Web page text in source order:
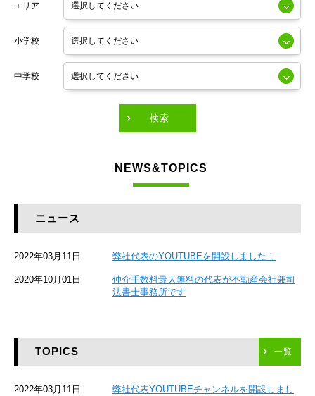
東京メトロ副都心線
東京メトロ有楽町線
JR総武本線
京成本線
東海道新幹線
エリア
小学校
中学校
検索
NEWS&TOPICS
ニュース
2022年03月11日 弊社代表のYOUTUBEを開設しました！
2020年10月01日
仲介手数料最大無料の代表が不動産会社兼司
法書士事務所です
TOPICS 一覧
2022年03月11日
弊社代表YOUTUBEチャンネルを開設しまし